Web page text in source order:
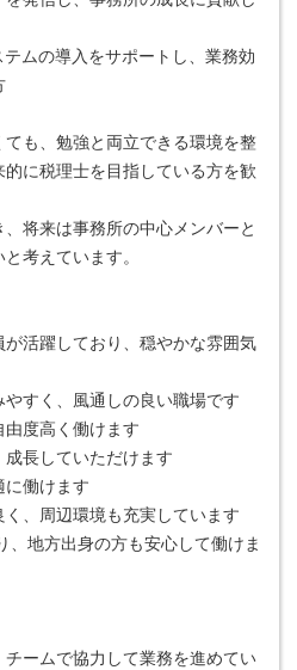
テムの導入をサポートし、業務効
も、勉強と両立できる環境を整
に税理士を目指している方を歓
将来は事務所の中心メンバーと
考えています。
が活躍しており、穏やかな雰囲気
やすく、風通しの良い職場です
由度高く働けます
成長していただけます
に働けます
く、周辺環境も充実しています
、地方出身の方も安心して働けま
チームで協力して業務を進めてい